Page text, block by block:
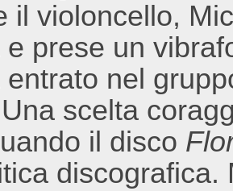
il violoncello,
e prese un
entrato nel
scelta
il disco